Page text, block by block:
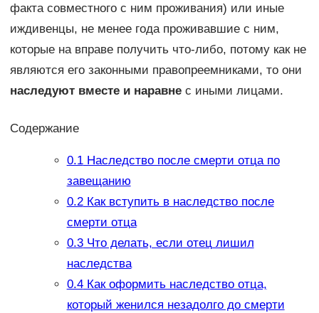
факта совместного с ним проживания) или иные
иждивенцы, не менее года проживавшие с ним,
которые на вправе получить что-либо, потому как не
являются его законными правопреемниками, то они
наследуют вместе и наравнес иными лицами.
Содержание
0.1Наследство после смерти отца по
завещанию
0.2Как вступить в наследство после
смерти отца
0.3Что делать, если отец лишил
наследства
0.4Как оформить наследство отца,
который женился незадолго до смерти